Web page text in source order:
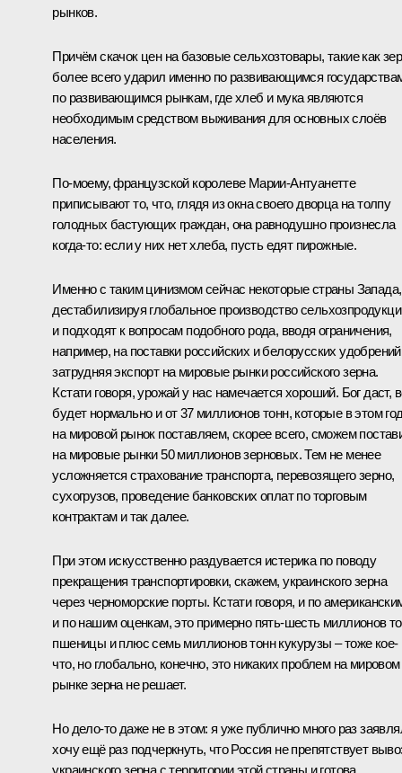
рынков.
Причём скачок цен на базовые сельхозтовары, такие как
более всего ударил именно по развивающимся
по развивающимся рынкам, где хлеб и мука являются
необходимым средством выживания для основных слоёв
населения.
По-моему, французской королеве Марии-Антуанетте
приписывают то, что, глядя из окна своего дворца на толпу
голодных бастующих граждан, она равнодушно произнесла
когда-то: если у них нет хлеба, пусть едят пирожные.
Именно с таким цинизмом сейчас некоторые страны Запада,
дестабилизируя глобальное производство
и подходят к вопросам подобного рода, вводя ограничения,
например, на поставки российских и белорусских
затрудняя экспорт на мировые рынки российского зерна.
Кстати говоря, урожай у нас намечается хороший. Бог даст,
будет нормально и от 37 миллионов тонн, которые в этом
на мировой рынок поставляем, скорее всего, сможем
на мировые рынки 50 миллионов зерновых. Тем не менее
усложняется страхование транспорта, перевозящего зерно,
сухогрузов, проведение банковских оплат по торговым
контрактам и так далее.
При этом искусственно раздувается истерика по поводу
прекращения транспортировки, скажем, украинского зерна
через черноморские порты. Кстати говоря, и по
и по нашим оценкам, это примерно пять-шесть миллионов
пшеницы и плюс семь миллионов тонн кукурузы – тоже кое-
что, но глобально, конечно, это никаких проблем на мировом
рынке зерна не решает.
Но дело-то даже не в этом: я уже публично много раз
хочу ещё раз подчеркнуть, что Россия не препятствует
украинского зерна с территории этой страны и готова